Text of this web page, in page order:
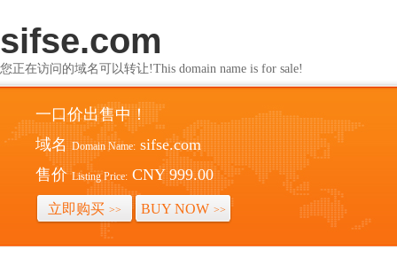
sifse.com
您正在访问的域名可以转让!This domain name is for sale!
一口价出售中！
域名 Domain Name: sifse.com
售价 Listing Price: CNY 999.00
立即购买 >> BUY NOW >>